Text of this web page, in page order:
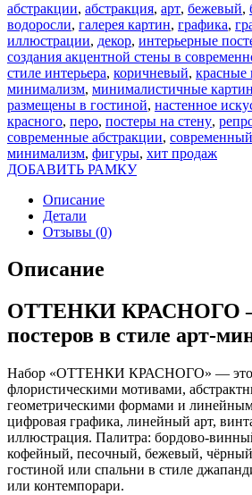
абстракции, абстракция, арт, бежевый,
водоросли, галерея картин, графика,
иллюстрации, декор, интерьерные
создания акцентной стены в
стиле интерьера, коричневый, красные
минимализм, минималистичные
размещены в гостиной, настенное
красного, перо, постеры на стену,
современные абстракции,
минимализм, фигуры, хит продаж
ДОБАВИТЬ РАМКУ
Описание
Детали
Отзывы (0)
Описание
ОТТЕНКИ КРАСНОГО
постеров в стиле арт-
Набор «ОТТЕНКИ КРАСНОГО» — это
флористическими мотивами,
геометрическими формами и
цифровая графика, линейный арт,
иллюстрация. Палитра: бордово-
кофейный, песочный, бежевый,
гостиной или спальни в стиле
или контемпорари.